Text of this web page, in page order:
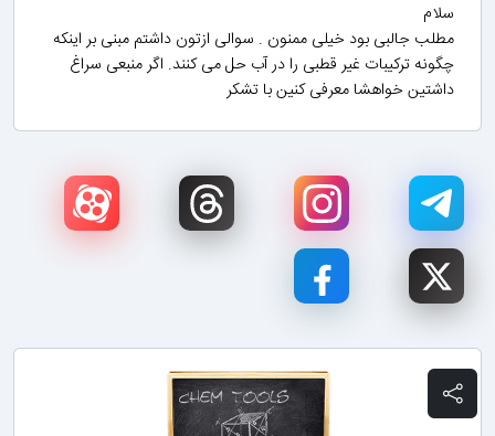
سلام
مطلب جالبی بود خیلی ممنون . سوالی ازتون داشتم مبنی بر اینکه
چگونه ترکیبات غیر قطبی را در آب حل می کنند. اگر منبعی سراغ
داشتین خواهشا معرفی کنین با تشکر